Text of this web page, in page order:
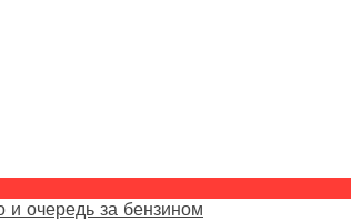
очередь за бензином